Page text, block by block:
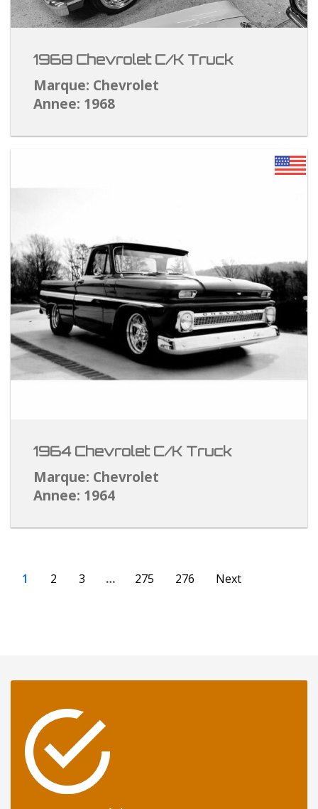
1968 Chevrolet C/K Truck
Marque: Chevrolet
Annee: 1968
1964 Chevrolet C/K Truck
Marque: Chevrolet
Annee: 1964
1 2 3 … 275 276 Next